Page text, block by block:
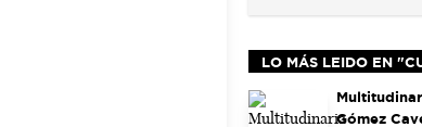
LO MÁS LEIDO EN
Gómez